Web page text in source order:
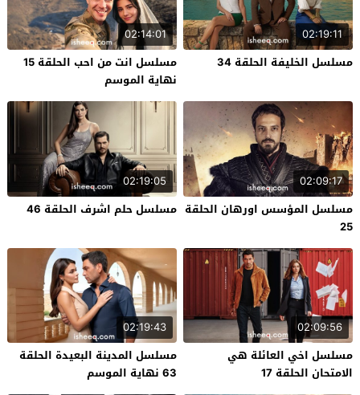
02:19:11
مسلسل الخليفة الحلقة 34
02:14:01
مسلسل انت من احب الحلقة 15
نهاية الموسم
02:09:17
مسلسل المؤسس اورهان الحلقة
25
02:19:05
مسلسل حلم اشرف الحلقة 46
02:09:56
مسلسل اخي العائلة هي
الامتحان الحلقة 17
02:19:43
مسلسل المدينة البعيدة الحلقة
63 نهاية الموسم